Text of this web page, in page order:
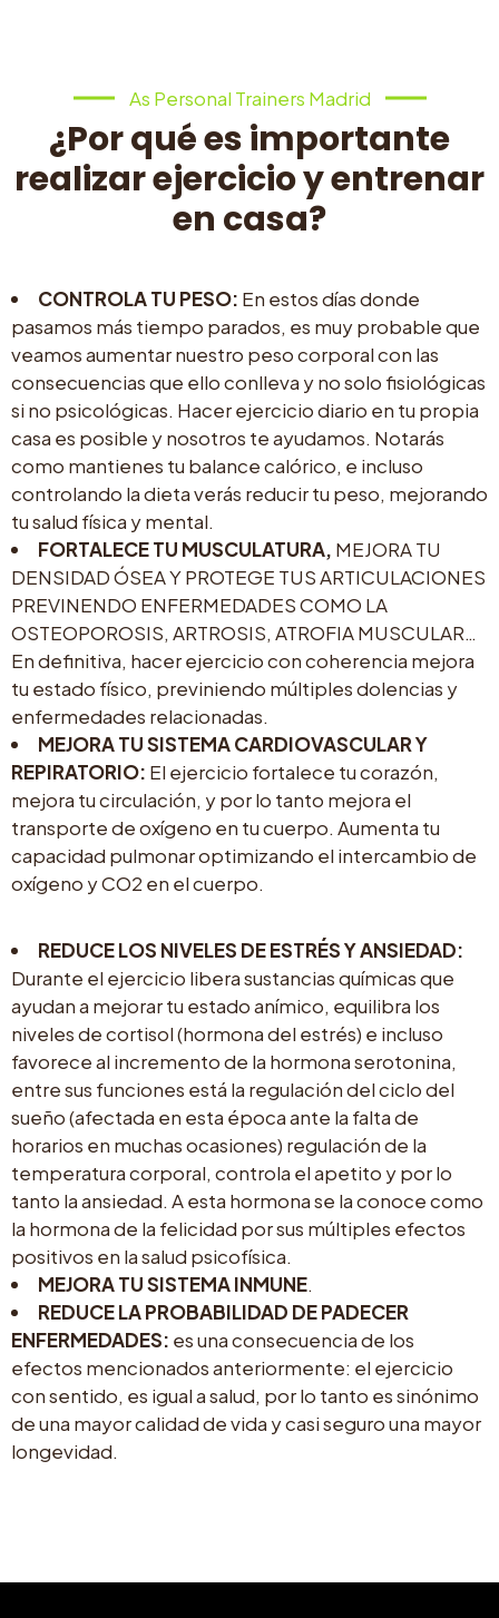
As Personal Trainers Madrid
¿Por qué es importante
realizar ejercicio y entrenar
en casa?
CONTROLA TU PESO: En estos días donde
pasamos más tiempo parados, es muy probable que
veamos aumentar nuestro peso corporal con las
consecuencias que ello conlleva y no solo fisiológicas
si no psicológicas. Hacer ejercicio diario en tu propia
casa es posible y nosotros te ayudamos. Notarás
como mantienes tu balance calórico, e incluso
controlando la dieta verás reducir tu peso, mejorando
tu salud física y mental.
FORTALECE TU MUSCULATURA, MEJORA TU
DENSIDAD ÓSEA Y PROTEGE TUS ARTICULACIONES
PREVINENDO ENFERMEDADES COMO LA
OSTEOPOROSIS, ARTROSIS, ATROFIA MUSCULAR…
En definitiva, hacer ejercicio con coherencia mejora
tu estado físico, previniendo múltiples dolencias y
enfermedades relacionadas.
MEJORA TU SISTEMA CARDIOVASCULAR Y
REPIRATORIO: El ejercicio fortalece tu corazón,
mejora tu circulación, y por lo tanto mejora el
transporte de oxígeno en tu cuerpo. Aumenta tu
capacidad pulmonar optimizando el intercambio de
oxígeno y CO2 en el cuerpo.
REDUCE LOS NIVELES DE ESTRÉS Y ANSIEDAD:
Durante el ejercicio libera sustancias químicas que
ayudan a mejorar tu estado anímico, equilibra los
niveles de cortisol (hormona del estrés) e incluso
favorece al incremento de la hormona serotonina,
entre sus funciones está la regulación del ciclo del
sueño (afectada en esta época ante la falta de
horarios en muchas ocasiones) regulación de la
temperatura corporal, controla el apetito y por lo
tanto la ansiedad. A esta hormona se la conoce como
la hormona de la felicidad por sus múltiples efectos
positivos en la salud psicofísica.
MEJORA TU SISTEMA INMUNE.
REDUCE LA PROBABILIDAD DE PADECER
ENFERMEDADES: es una consecuencia de los
efectos mencionados anteriormente: el ejercicio
con sentido, es igual a salud, por lo tanto es sinónimo
de una mayor calidad de vida y casi seguro una mayor
longevidad.